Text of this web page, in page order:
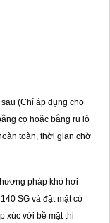
(Chỉ áp dụng cho
cọ hoặc bằng ru lô
toàn, thời gian chờ
pháp khò hơi
SG và đặt mặt có
xúc với bề mặt thi